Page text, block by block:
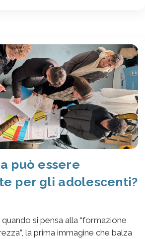
può essere
per gli adolescenti?
si pensa alla “formazione
la prima immagine che balza